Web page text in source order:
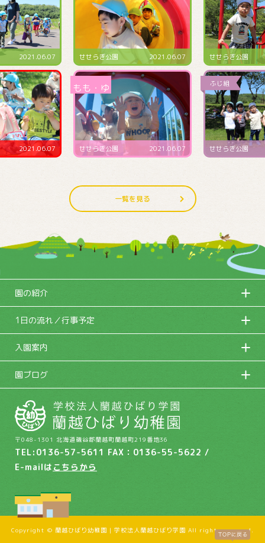
2021.06.07
2021.06.07
せせらぎ公園 2021.06.07
せせらぎ公園 2021.06.07
預かり保育にて
4･5･6月生まれ誕
一覧を見る
園の紹介
1日の流れ／行事予定
入園案内
園ブログ
〒048-1301 北海道磯谷郡蘭越町蘭越町219番地36
TEL:0136-57-5611 FAX：0136-55-5622 /
E-mailは こちらから
Copyright © 蘭越ひばり幼稚園 | 学校法人蘭越ひばり学園 All rights reserved.